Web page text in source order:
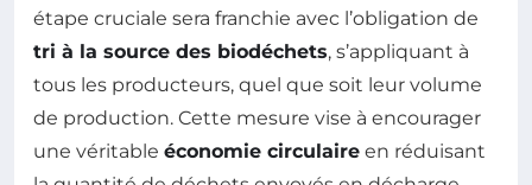
étape cruciale sera franchie avec l’obligation de
tri à la source des biodéchets, s’appliquant à
tous les producteurs, quel que soit leur volume
de production. Cette mesure vise à encourager
une véritable économie circulaire en réduisant